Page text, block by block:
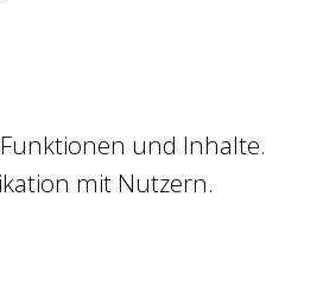
und Inhalte.
mit Nutzern.